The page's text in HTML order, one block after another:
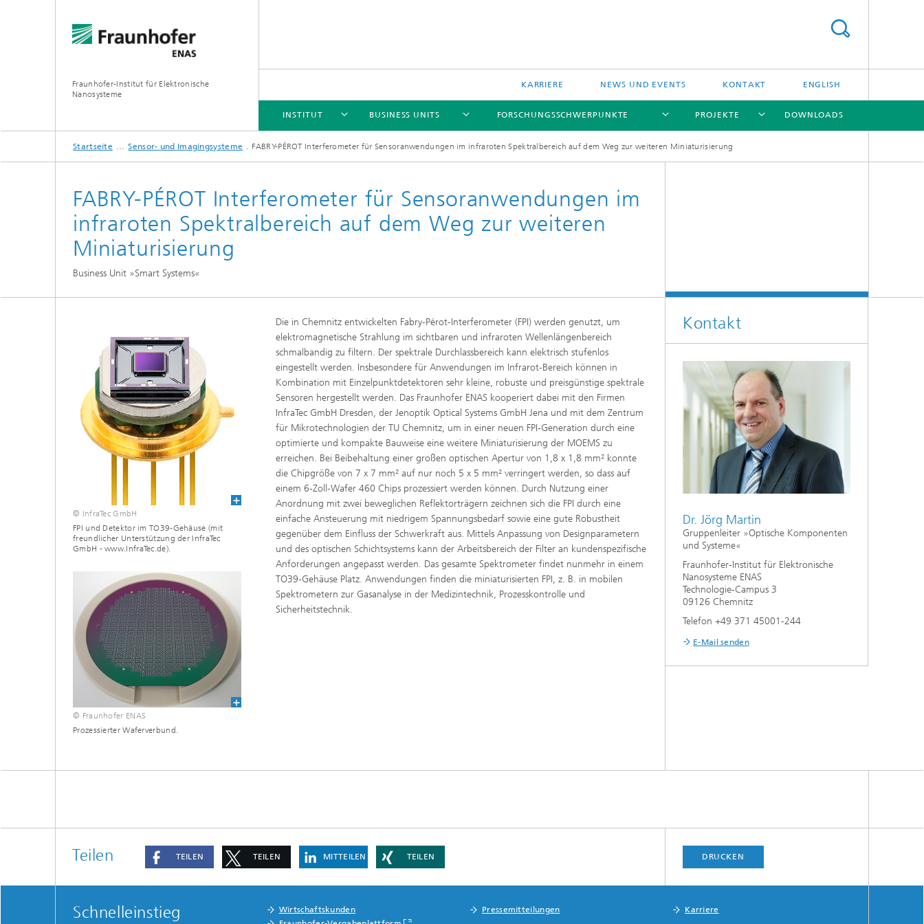
Fraunhofer-Institut für Elektronische
Nanosysteme
KARRIERE NEWS UND EVENTS KONTAKT ENGLISH
INSTITUT
INSTITUT
Forschungsfabrik Mikroelektronik
Deutschland
BUSINESS UNITS
BUSINESS UNITS
Simulation
Technologie und Prozesse
Nanotechnologische Komponenten
und Systeme
Inertiale Komponenten und Systeme
Systeme
HF-Komponenten und -Systeme
Akustische Komponenten
Printed Functionalities
Medical Systems and Smart Health
Data-based Methods
FORSCHUNGSSCHWERPUNKTE
FORSCHUNGSSCHWERPUNKTE
PROJEKTE
PROJEKTE
DOWNLOADS
Startseite Sensor- und Imagingsysteme FABRY-PÉROT Interferometer für Sensoranwendungen im infraroten Spektralbereich auf dem Weg zur weiteren Miniaturisierung
FABRY-PÉROT Interferometer für Sensoranwendungen im
infraroten Spektralbereich auf dem Weg zur weiteren
Miniaturisierung
Business Unit »Smart Systems«
© InfraTec GmbH
FPI und Detektor im TO39-Gehäuse (mit
freundlicher Unterstützung der InfraTec
GmbH - www.InfraTec.de).
© Fraunhofer ENAS
Prozessierter Waferverbund.
Die in Chemnitz entwickelten Fabry-Pérot-Interferometer (FPI) werden genutzt, um
elektromagnetische Strahlung im sichtbaren und infraroten Wellenlängenbereich
schmalbandig zu filtern. Der spektrale Durchlassbereich kann elektrisch stufenlos
eingestellt werden. Insbesondere für Anwendungen im Infrarot-Bereich können in
Kombination mit Einzelpunktdetektoren sehr kleine, robuste und preisgünstige spektrale
Sensoren hergestellt werden. Das Fraunhofer ENAS kooperiert dabei mit den Firmen
InfraTec GmbH Dresden, der Jenoptik Optical Systems GmbH Jena und mit dem Zentrum
für Mikrotechnologien der TU Chemnitz, um in einer neuen FPI-Generation durch eine
optimierte und kompakte Bauweise eine weitere Miniaturisierung der MOEMS zu
erreichen. Bei Beibehaltung einer großen optischen Apertur von 1,8 x 1,8 mm² konnte
die Chipgröße von 7 x 7 mm² auf nur noch 5 x 5 mm² verringert werden, so dass auf
einem 6-Zoll-Wafer 460 Chips prozessiert werden können. Durch Nutzung einer
Anordnung mit zwei beweglichen Reflektorträgern zeichnen sich die FPI durch eine
einfache Ansteuerung mit niedrigem Spannungsbedarf sowie eine gute Robustheit
gegenüber dem Einfluss der Schwerkraft aus. Mittels Anpassung von Designparametern
und des optischen Schichtsystems kann der Arbeitsbereich der Filter an kundenspezifische
Anforderungen angepasst werden. Das gesamte Spektrometer findet nunmehr in einem
TO39-Gehäuse Platz. Anwendungen finden die miniaturisierten FPI, z. B. in mobilen
Spektrometern zur Gasanalyse in der Medizintechnik, Prozesskontrolle und
Sicherheitstechnik.
Kontakt
Dr. Jörg Martin
Gruppenleiter »Optische Komponenten
und Systeme«
Fraunhofer-Institut für Elektronische
Nanosysteme ENAS
Technologie-Campus 3
09126 Chemnitz
Telefon +49 371 45001-244
E-Mail senden
Teilen TEILEN TEILEN MITTEILEN TEILEN DRUCKEN
Schnelleinstieg Wirtschaftskunden Pressemitteilungen
Karriere